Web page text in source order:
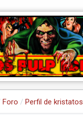
Foro Perfil de kristatos